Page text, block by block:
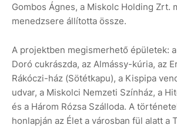
Gombos Ágnes, a Miskolc Holding Zrt.
menedzsere állította össze.
A projektben megismerhető épületek:
Doró cukrászda, az Almássy-kúria, az
Rákóczi-ház (Sötétkapu), a Kispipa
udvar, a Miskolci Nemzeti Színház, a
és a Három Rózsa Szálloda. A
honlapján az Élet a városban fül alatt a